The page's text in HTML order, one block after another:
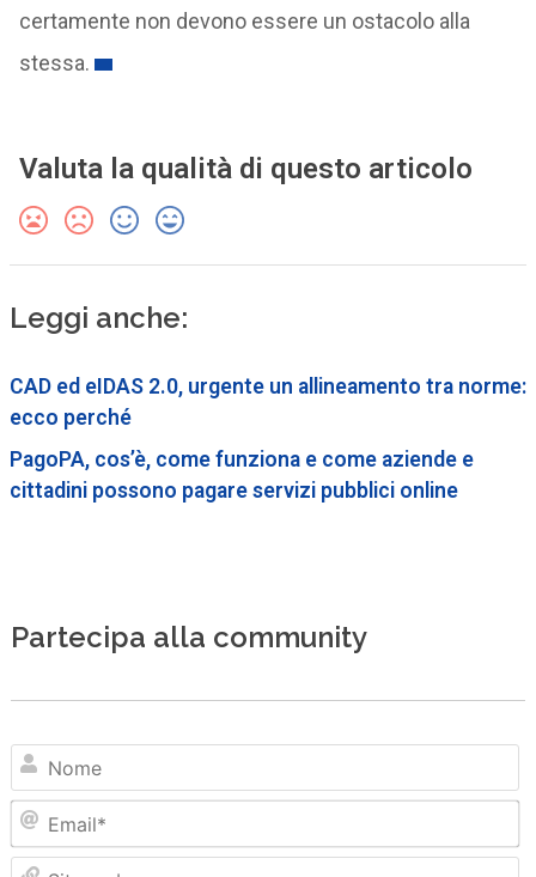
certamente non devono essere un ostacolo alla
stessa.
Valuta la qualità di questo articolo
Leggi anche:
CAD ed eIDAS 2.0, urgente un allineamento tra norme:
ecco perché
PagoPA, cos’è, come funziona e come aziende e
cittadini possono pagare servizi pubblici online
Partecipa alla community